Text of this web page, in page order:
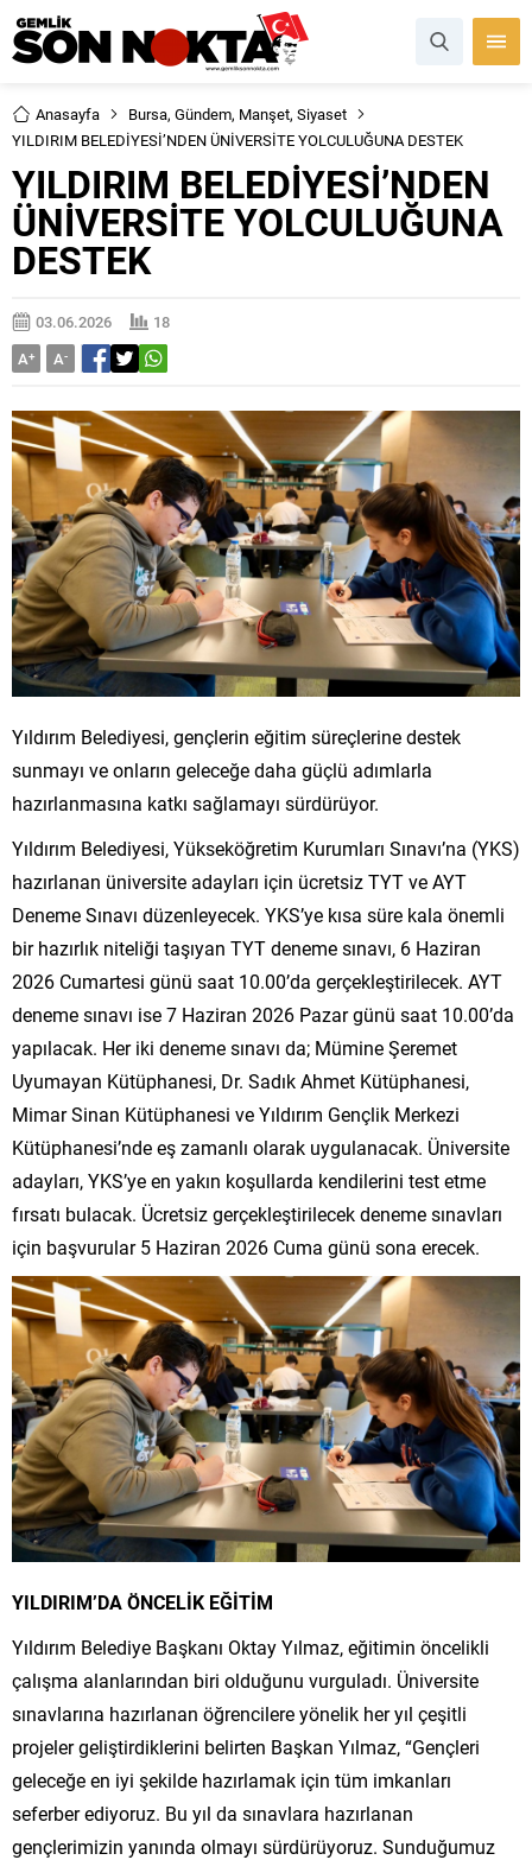
Anasayfa Bursa, Gündem, Manşet, Siyaset
YILDIRIM BELEDİYESİ’NDEN ÜNİVERSİTE YOLCULUĞUNA DESTEK
YILDIRIM BELEDİYESİ’NDEN
ÜNİVERSİTE YOLCULUĞUNA
DESTEK
03.06.2026
18
A+ A-
Yıldırım Belediyesi, gençlerin eğitim süreçlerine destek
sunmayı ve onların geleceğe daha güçlü adımlarla
hazırlanmasına katkı sağlamayı sürdürüyor.
Yıldırım Belediyesi, Yükseköğretim Kurumları Sınavı’na (YKS)
hazırlanan üniversite adayları için ücretsiz TYT ve AYT
Deneme Sınavı düzenleyecek. YKS’ye kısa süre kala önemli
bir hazırlık niteliği taşıyan TYT deneme sınavı, 6 Haziran
2026 Cumartesi günü saat 10.00’da gerçekleştirilecek. AYT
deneme sınavı ise 7 Haziran 2026 Pazar günü saat 10.00’da
yapılacak. Her iki deneme sınavı da; Mümine Şeremet
Uyumayan Kütüphanesi, Dr. Sadık Ahmet Kütüphanesi,
Mimar Sinan Kütüphanesi ve Yıldırım Gençlik Merkezi
Kütüphanesi’nde eş zamanlı olarak uygulanacak. Üniversite
adayları, YKS’ye en yakın koşullarda kendilerini test etme
fırsatı bulacak. Ücretsiz gerçekleştirilecek deneme sınavları
için başvurular 5 Haziran 2026 Cuma günü sona erecek.
YILDIRIM’DA ÖNCELİK EĞİTİM
Yıldırım Belediye Başkanı Oktay Yılmaz, eğitimin öncelikli
çalışma alanlarından biri olduğunu vurguladı. Üniversite
sınavlarına hazırlanan öğrencilere yönelik her yıl çeşitli
projeler geliştirdiklerini belirten Başkan Yılmaz, “Gençleri
geleceğe en iyi şekilde hazırlamak için tüm imkanları
seferber ediyoruz. Bu yıl da sınavlara hazırlanan
gençlerimizin yanında olmayı sürdürüyoruz. Sunduğumuz